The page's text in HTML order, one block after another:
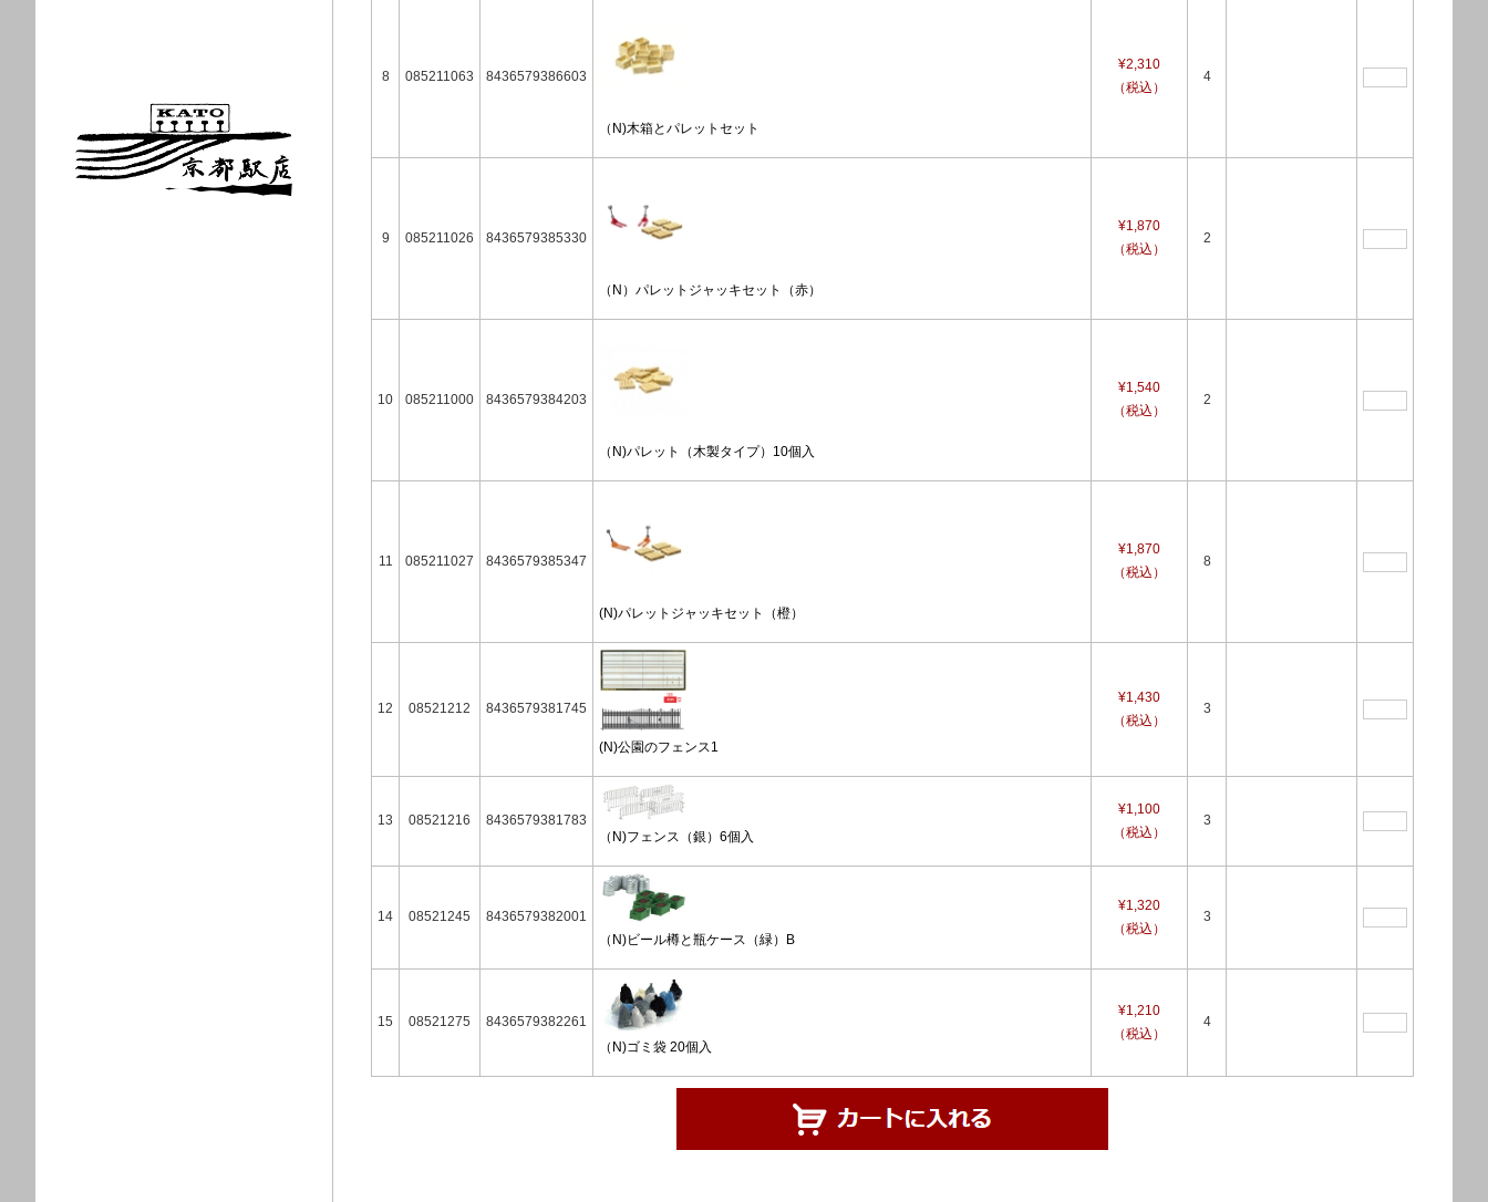
8 085211063 8436579386603
（N)木箱とパレットセット
¥2,310
（税込）
4
9 085211026 8436579385330
（N）パレットジャッキセット（赤）
¥1,870
（税込）
2
10 085211000 8436579384203
（N)パレット（木製タイプ）10個入
¥1,540
（税込）
2
11 085211027 8436579385347
(N)パレットジャッキセット（橙）
¥1,870
（税込）
8
12 08521212 8436579381745
(N)公園のフェンス1
¥1,430
（税込）
3
13 08521216
8436579381783
（N)フェンス（銀）6個入
¥1,100
（税込）
3
14 08521245
8436579382001
（N)ビール樽と瓶ケース（緑）B
¥1,320
（税込）
3
15 08521275
8436579382261
（N)ゴミ袋 20個入
¥1,210
（税込）
4